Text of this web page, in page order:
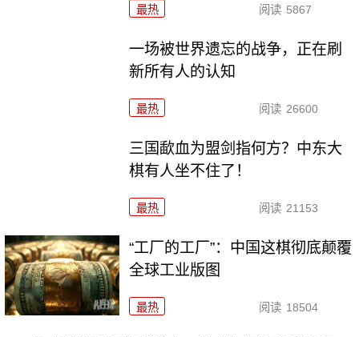
最热 阅读 5867
一场被世界遗忘的战争，正在刷
新所有人的认知
最热 阅读 26600
三国歃血为盟剑指何方？中东大
棋有人坐不住了！
最热 阅读 21153
“工厂的工厂”：中国这棋彻底颠覆
全球工业版图
最热 阅读 18504